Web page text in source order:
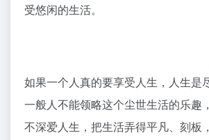
受悠闲的生活。
如果一个人真的要享受人生，人生是
一般人不能领略这个尘世生活的乐趣
不深爱人生，把生活弄得平凡、刻板